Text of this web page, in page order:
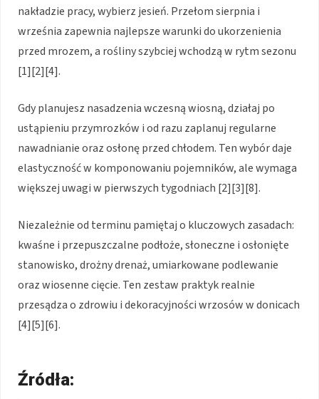
nakładzie pracy, wybierz jesień. Przełom sierpnia i
września zapewnia najlepsze warunki do ukorzenienia
przed mrozem, a rośliny szybciej wchodzą w rytm sezonu
[1][2][4].
Gdy planujesz nasadzenia wczesną wiosną, działaj po
ustąpieniu przymrozków i od razu zaplanuj regularne
nawadnianie oraz osłonę przed chłodem. Ten wybór daje
elastyczność w komponowaniu pojemników, ale wymaga
większej uwagi w pierwszych tygodniach [2][3][8].
Niezależnie od terminu pamiętaj o kluczowych zasadach:
kwaśne i przepuszczalne podłoże, słoneczne i osłonięte
stanowisko, drożny drenaż, umiarkowane podlewanie
oraz wiosenne cięcie. Ten zestaw praktyk realnie
przesądza o zdrowiu i dekoracyjności wrzosów w donicach
[4][5][6].
Źródła: